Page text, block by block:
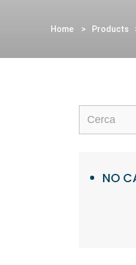
Home > Products
for:
NO